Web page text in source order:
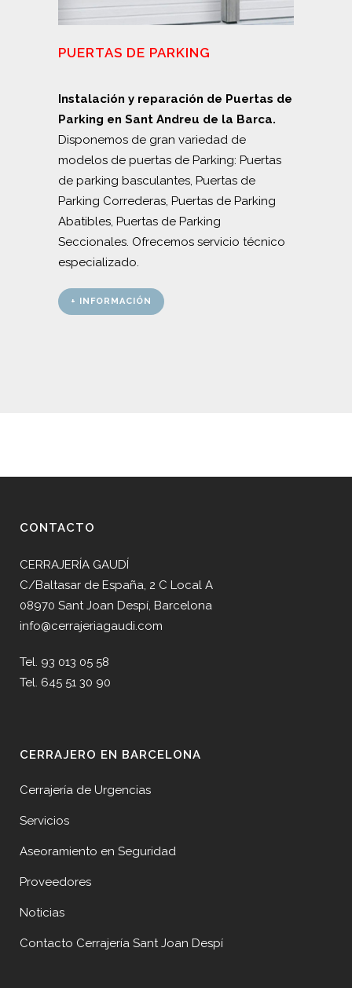
PUERTAS DE PARKING
Instalación y reparación de Puertas de
Parking en Sant Andreu de la Barca.
Disponemos de gran variedad de
modelos de puertas de Parking: Puertas
de parking basculantes, Puertas de
Parking Correderas, Puertas de Parking
Abatibles, Puertas de Parking
Seccionales. Ofrecemos servicio técnico
especializado.
+ INFORMACIÓN
CONTACTO
CERRAJERÍA GAUDÍ
C/Baltasar de España, 2 C Local A
08970 Sant Joan Despí, Barcelona
info@cerrajeriagaudi.com
Tel. 93 013 05 58
Tel. 645 51 30 90
CERRAJERO EN BARCELONA
Cerrajería de Urgencias
Servicios
Aseoramiento en Seguridad
Proveedores
Noticias
Contacto Cerrajería Sant Joan Despí